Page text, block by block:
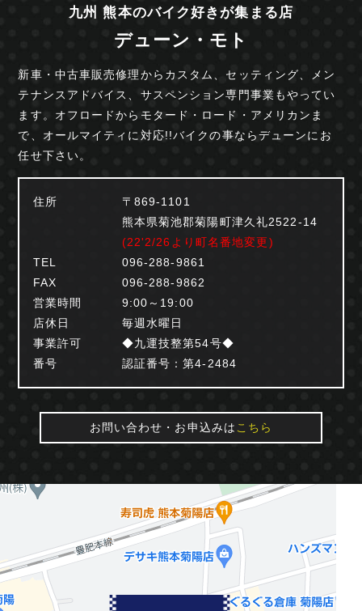
九州 熊本のバイク好きが集まる店
デューン・モト
新車・中古車販売修理からカスタム、セッティング、
メン
テナンスアドバイス、サスペンション専門事業もやってい
ます。オフロードからモタード・ロード・ アメリカンま
で、オールマイティに対応!!バイクの事ならデューンにお
任せ下さい。
住所
〒869-1101
熊本県菊池郡菊陽町津久礼2522-14
(22'2/26より町名番地変更)
TEL
096-288-9861
FAX
096-288-9862
営業時間
9:00～19:00
店休日
毎週水曜日
事業許可
番号
◆九運技整第54号◆
認証番号：第4-2484
お問い合わせ・お申込みはこちら